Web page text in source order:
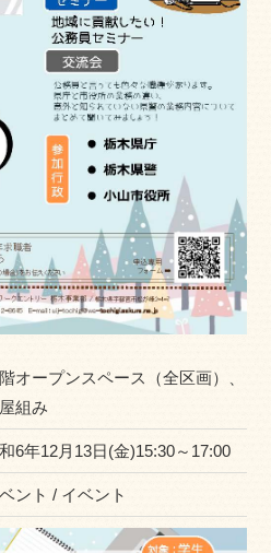
オープンスペース（全区画）、
組み
6年12月13日(金)15:30～17:00
ント / イベント